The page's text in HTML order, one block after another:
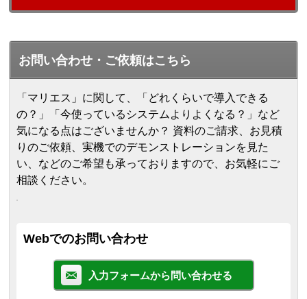
お問い合わせ・ご依頼はこちら
「マリエス」に関して、「どれくらいで導入できる
の？」「今使っているシステムよりよくなる？」など
気になる点はございませんか？ 資料のご請求、お見積
りのご依頼、実機でのデモンストレーションを見た
い、などのご希望も承っておりますので、お気軽にご
相談ください。
Webでのお問い合わせ
入力フォームから問い合わせる